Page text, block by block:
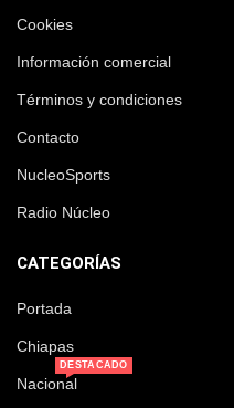
Cookies
Información comercial
Términos y condiciones
Contacto
NucleoSports
Radio Núcleo
CATEGORÍAS
Portada
Chiapas
Nacional
DESTACADO